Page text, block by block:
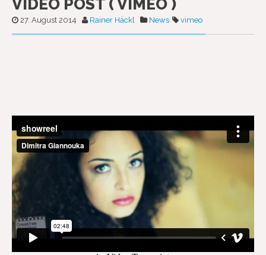
VIDEO POST ( VIMEO )
27. August 2014 Rainer Häckl News vimeo